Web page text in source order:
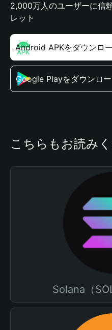
2,000万人のユーザーに信
レット
Android APKをダウンロ
Google Playをダウンロ
こちらもお読みく
Solana（